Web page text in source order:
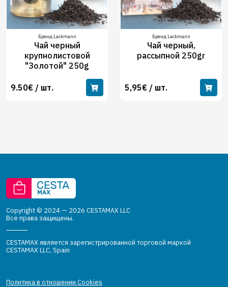
Бренд Lackmann
Чай черный
крупнолистовой
"Золотой" 250g
9.50€ / шт.
Бренд Lackmann
Чай черный,
рассыпной 250gr
5,95€ / шт.
Copyright © 2024 — 2026 CESTAMAX LLC
Все права защищены.
CESTAMAX является зарегистрированной торговой маркой
CESTAMAX LLC, Spain
Политика в отношении Cookies